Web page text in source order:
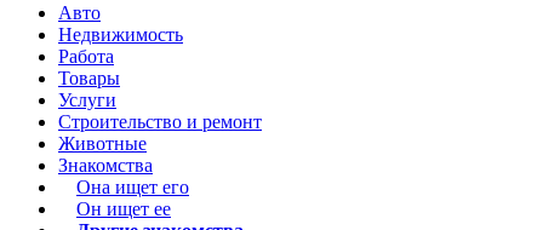
Авто
Недвижимость
Работа
Товары
Услуги
Строительство и ремонт
Животные
Знакомства
Она ищет его
Он ищет ее